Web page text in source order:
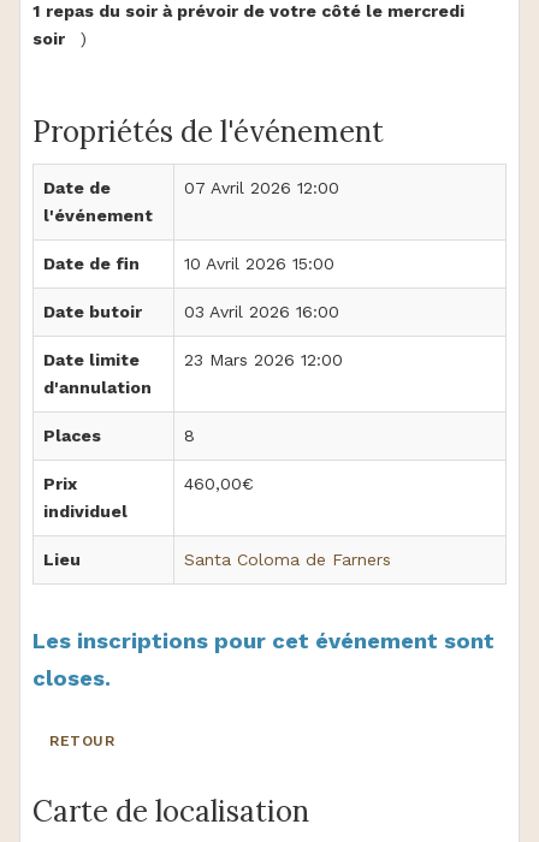
1 repas du soir à prévoir de votre côté le mercredi
soir
)
Propriétés de l'événement
Date de
l'événement
07 Avril 2026 12:00
Date de fin 10 Avril 2026 15:00
Date butoir 03 Avril 2026 16:00
Date limite
d'annulation
23 Mars 2026 12:00
Places 8
Prix
individuel
460,00€
Lieu Santa Coloma de Farners
Les inscriptions pour cet événement sont
closes.
RETOUR
Carte de localisation